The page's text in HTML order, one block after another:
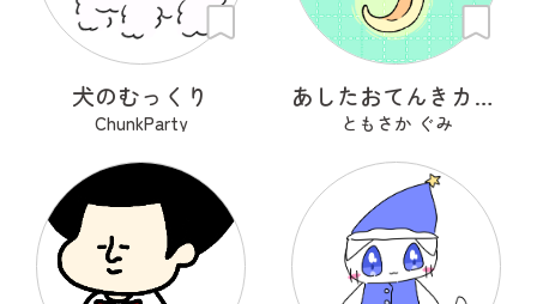
犬のむっくり
ChunkParty
あしたおてんきカモメ
ともさか ぐみ